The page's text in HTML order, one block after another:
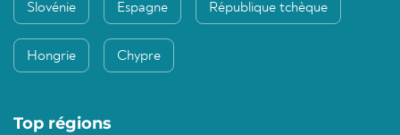
Slovénie Espagne République tchèque
Hongrie Chypre
Top régions